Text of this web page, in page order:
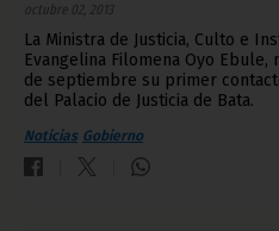
octubre 02, 2013
La Ministra de Justicia, Culto e
Evangelina Filomena Oyo
de septiembre su primer
del Palacio de Justicia de Bata.
Noticias Gobierno